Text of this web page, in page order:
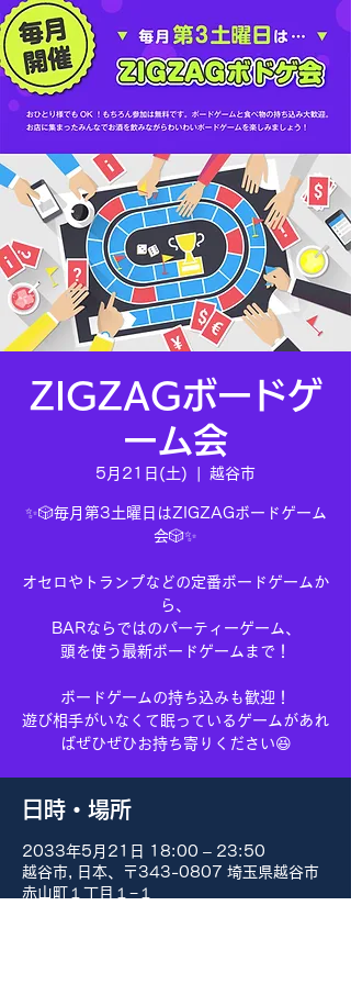
ZIGZAGボードゲ
ーム会
5月21日(土) 越谷市
✨🎲毎月第3土曜日はZIGZAGボードゲーム
会🎲✨
オセロやトランプなどの定番ボードゲームか
ら、
BARならではのパーティーゲーム、
頭を使う最新ボードゲームまで！
ボードゲームの持ち込みも歓迎！
遊び相手がいなくて眠っているゲームがあれ
ばぜひぜひお持ち寄りください😆
日時・場所
2033年5月21日 18:00 – 23:50
越谷市, 日本、〒343-0807 埼玉県越谷市
赤山町１丁目１−１